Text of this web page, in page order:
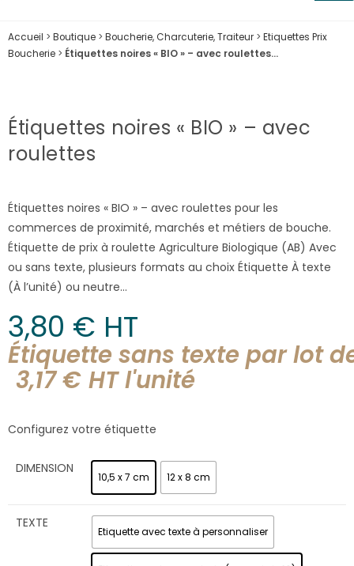
Accueil > Boutique > Boucherie, Charcuterie, Traiteur > Etiquettes Prix
Boucherie > Étiquettes noires « BIO » – avec roulettes…
Étiquettes noires « BIO » – avec
roulettes
Étiquettes noires « BIO » – avec roulettes pour les
commerces de proximité, marchés et métiers de bouche.
Étiquette de prix à roulette Agriculture Biologique (AB) Avec
ou sans texte, plusieurs formats au choix Étiquette À texte
(À l’unité) ou neutre…
3,80 € HT
Étiquette sans texte par lot
3,17€ HT l'unité
Configurez votre étiquette
DIMENSION
10,5 x 7 cm 12 x 8 cm
TEXTE
Etiquette avec texte à personnaliser